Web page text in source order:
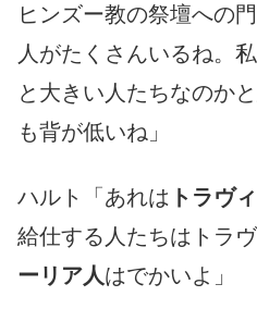
ヒンズー教の祭壇への
人がたくさんいるね。
と大きい人たちなのか
も背が低いね」
ハルト「あれは トラヴ
給仕する人たちはトラ
ーリア人はでかいよ」